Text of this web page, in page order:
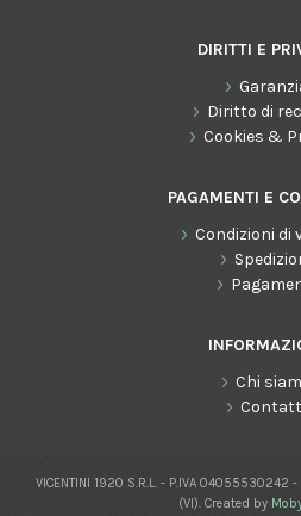
DIRITTI E
Diritto di
Cookies &
PAGAMENTI E
Condizioni di
Chi
VICENTINI 1920 S.R.L. - P.IVA 04055530242
(VI). Created by